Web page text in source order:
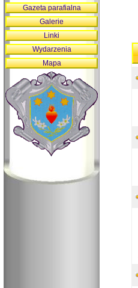
Gazeta parafialna
Galerie
Linki
Wydarzenia
Mapa